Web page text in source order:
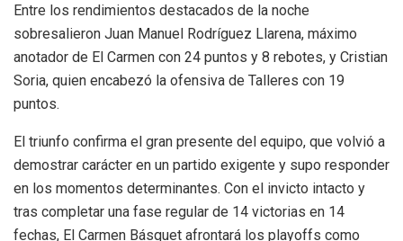
Entre los rendimientos destacados de la noche
sobresalieron Juan Manuel Rodríguez Llarena, máximo
anotador de El Carmen con 24 puntos y 8 rebotes, y Cristian
Soria, quien encabezó la ofensiva de Talleres con 19
puntos.
El triunfo confirma el gran presente del equipo, que volvió a
demostrar carácter en un partido exigente y supo responder
en los momentos determinantes. Con el invicto intacto y
tras completar una fase regular de 14 victorias en 14
fechas, El Carmen Básquet afrontará los playoffs como